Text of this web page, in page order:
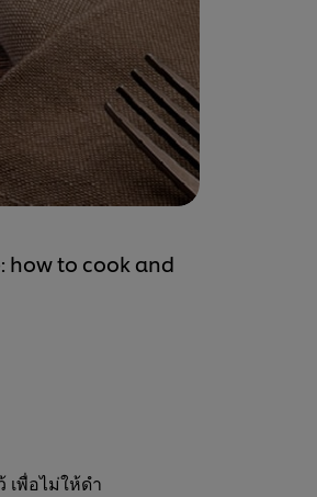
how to cook and
เพื่อไม่ให้ดำ